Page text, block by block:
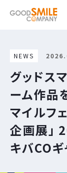
NEWS
グッドス
ーム作品
マイルフ
企画展」
キバCOギ